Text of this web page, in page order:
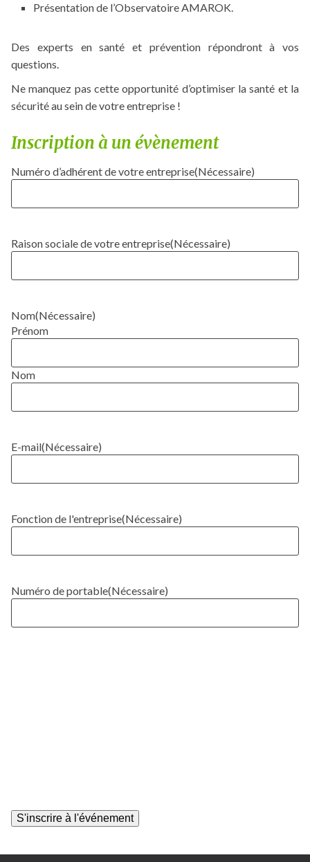
Présentation de l’Observatoire AMAROK.
Des experts en santé et prévention répondront à vos
questions.
Ne manquez pas cette opportunité d’optimiser la santé et la
sécurité au sein de votre entreprise !
Inscription à un évènement
Numéro d’adhérent de votre entreprise(Nécessaire)
Raison sociale de votre entreprise(Nécessaire)
Nom(Nécessaire)
Prénom
Nom
E-mail(Nécessaire)
Fonction de l'entreprise(Nécessaire)
Numéro de portable(Nécessaire)